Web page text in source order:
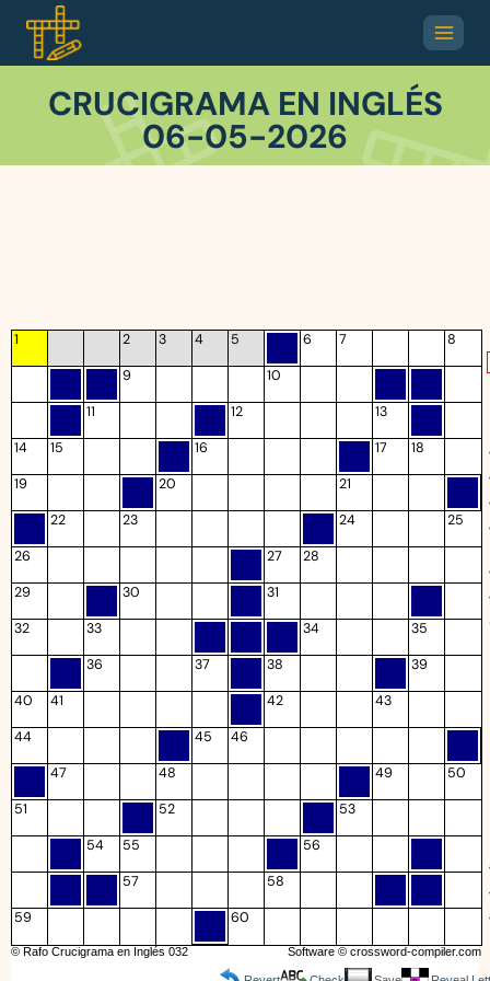
CRUCIGRAMA EN INGLÉS
06-05-2026
1 2 3 4 5 6 7 8
9 10
11 12 13
14 15 16 17 18
19 20 21
22 23 24 25
26 27 28
29 30 31
32 33 34 35
36 37 38 39
40 41 42 43
44 45 46
47 48 49 50
51 52 53
54 55 56
57 58
59 60
© Rafo Crucigrama en Inglés 032 Software © crossword-compiler.com